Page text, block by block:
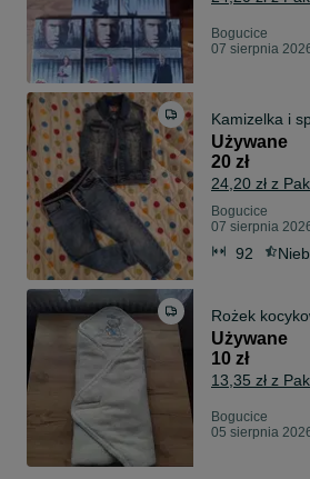
Bogucice
07 sierpnia
Kamizelka i
Używane
20 zł
24,20 zł z
Bogucice
07 sierpnia
92
Rożek
Używane
10 zł
13,35 zł z
Bogucice
05 sierpnia